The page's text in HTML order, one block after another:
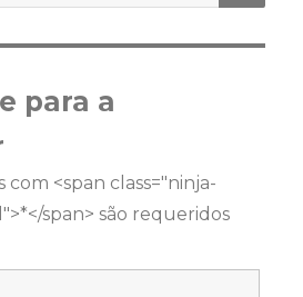
para a
com <span class="ninja-
span> são requeridos